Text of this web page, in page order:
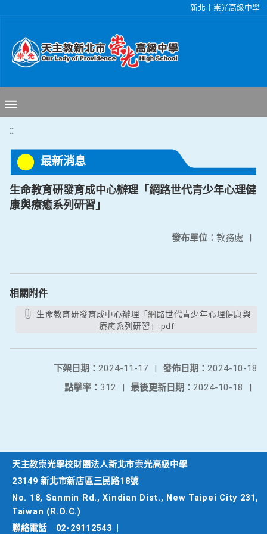
新北市崇光高級中學
:::
最新消息
生命教育研發育成中心辦理「網路世代青少年心理健
康與療癒系列研習」
發布單位： 教務處 |
相關附件
療癒系列研習」.pdf
發佈日期： 2024-10-18
下架日期： 2024-11-17
|
最後更新日期： 2024-10-18 |
點擊率： 312 |
天主教崇光學校財團法人新北市崇光高級中學
23149 新北市新店區三民路18號
No. 18, Sanmin Rd., Xindian Dist., New Taipei City 231,
Taiwan (R.O.C.)
聯絡電話
02-29112543